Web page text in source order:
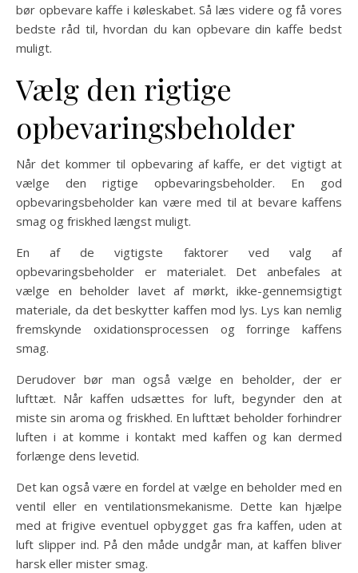
bør opbevare kaffe i køleskabet. Så læs videre og få vores
bedste råd til, hvordan du kan opbevare din kaffe bedst
muligt.
Vælg den rigtige
opbevaringsbeholder
Når det kommer til opbevaring af kaffe, er det vigtigt at
vælge den rigtige opbevaringsbeholder. En god
opbevaringsbeholder kan være med til at bevare kaffens
smag og friskhed længst muligt.
En af de vigtigste faktorer ved valg af
opbevaringsbeholder er materialet. Det anbefales at
vælge en beholder lavet af mørkt, ikke-gennemsigtigt
materiale, da det beskytter kaffen mod lys. Lys kan nemlig
fremskynde oxidationsprocessen og forringe kaffens
smag.
Derudover bør man også vælge en beholder, der er
lufttæt. Når kaffen udsættes for luft, begynder den at
miste sin aroma og friskhed. En lufttæt beholder forhindrer
luften i at komme i kontakt med kaffen og kan dermed
forlænge dens levetid.
Det kan også være en fordel at vælge en beholder med en
ventil eller en ventilationsmekanisme. Dette kan hjælpe
med at frigive eventuel opbygget gas fra kaffen, uden at
luft slipper ind. På den måde undgår man, at kaffen bliver
harsk eller mister smag.